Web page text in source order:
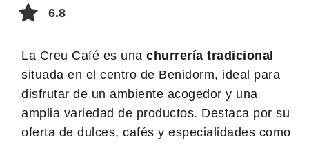
6.8
La Creu Café es una churrería tradicional
situada en el centro de Benidorm, ideal para
disfrutar de un ambiente acogedor y una
amplia variedad de productos. Destaca por su
oferta de dulces, cafés y especialidades como